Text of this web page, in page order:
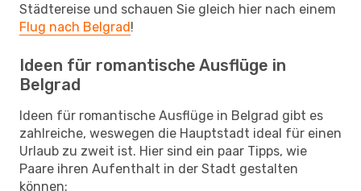
Städtereise und schauen Sie gleich hier nach einem
Flug nach Belgrad!
Ideen für romantische Ausflüge in
Belgrad
Ideen für romantische Ausflüge in Belgrad gibt es
zahlreiche, weswegen die Hauptstadt ideal für einen
Urlaub zu zweit ist. Hier sind ein paar Tipps, wie
Paare ihren Aufenthalt in der Stadt gestalten
können: